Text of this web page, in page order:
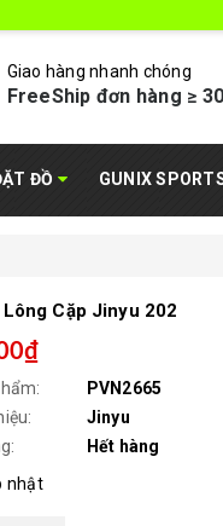
Giao hàng nhanh chóng
FreeShip đơn hàng ≥
ĐỒ GUNIX
Cặp Jinyu 202
PVN2665
Jinyu
Hết hàng
nhật